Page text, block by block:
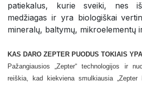
patiekalus, kurie sveiki, nes
medžiagas ir yra biologiškai
mineralų, baltymų, mikroelementų
KAS DARO ZEPTER PUODUS TOKIAIS
Pažangiausios „Zepter“ technologijos ir
reiškia, kad kiekviena smulkiausia „Zepter